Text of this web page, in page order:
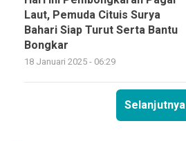
Laut, Pemuda Cituis Surya
Bahari Siap Turut Serta Bantu
Bongkar
18 Januari 2025 - 06:29
Selanjutnya